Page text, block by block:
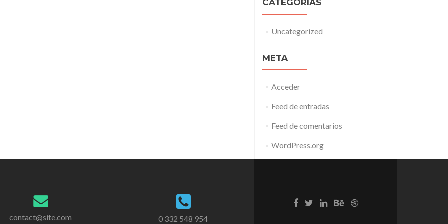
CATEGORÍAS
Uncategorized
META
Acceder
Feed de entradas
Feed de comentarios
WordPress.org
contact@site.com 0 332 548 954